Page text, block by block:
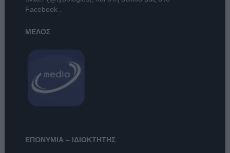
Facebook
ΜΕΛΟΣ
ΕΠΩΝΥΜΙΑ – ΙΔΙΟΚΤΗΤΗΣ